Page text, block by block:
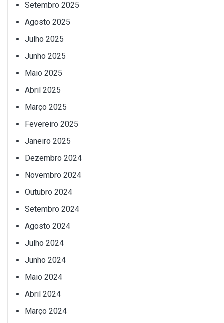
Setembro 2025
Agosto 2025
Julho 2025
Junho 2025
Maio 2025
Abril 2025
Março 2025
Fevereiro 2025
Janeiro 2025
Dezembro 2024
Novembro 2024
Outubro 2024
Setembro 2024
Agosto 2024
Julho 2024
Junho 2024
Maio 2024
Abril 2024
Março 2024